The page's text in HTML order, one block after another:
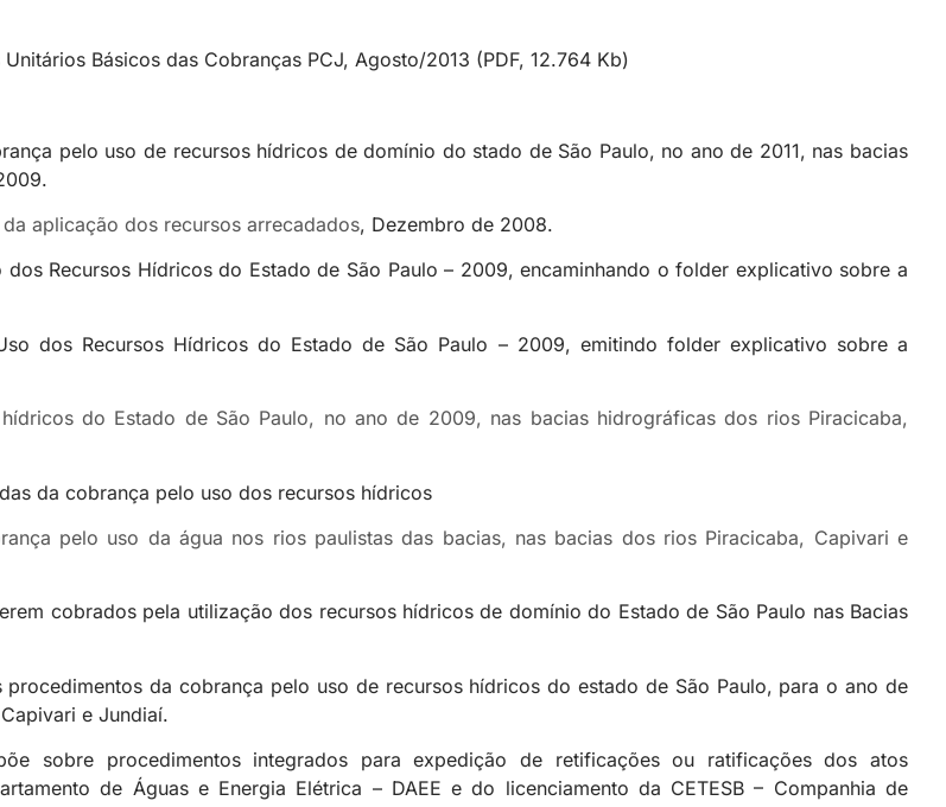
Básicos das Cobranças PCJ, Agosto/2013 (PDF, 12.764 Kb)
pelo uso de recursos hídricos de domínio do stado de São Paulo, no ano de 2011, nas bacias
aplicação dos recursos arrecadados, Dezembro de 2008.
dos Recursos Hídricos do Estado de São Paulo – 2009, encaminhando o folder explicativo sobre a
dos Recursos Hídricos do Estado de São Paulo – 2009, emitindo folder explicativo sobre a
do Estado de São Paulo, no ano de 2009, nas bacias hidrográficas dos rios Piracicaba,
da cobrança pelo uso dos recursos hídricos
pelo uso da água nos rios paulistas das bacias, nas bacias dos rios Piracicaba, Capivari e
cobrados pela utilização dos recursos hídricos de domínio do Estado de São Paulo nas Bacias
da cobrança pelo uso de recursos hídricos do estado de São Paulo, para o ano de
e Jundiaí.
sobre procedimentos integrados para expedição de retificações ou ratificações dos atos
de Águas e Energia Elétrica – DAEE e do licenciamento da CETESB – Companhia de